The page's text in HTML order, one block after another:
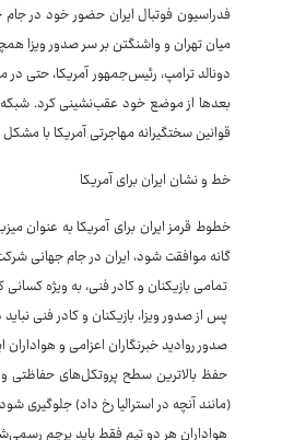
فدراسیون فوتبال ایران حضور خود در جام
میان تهران و واشنگتن بر سر صدور ویزا
دونالد ترامپ، رئیس‌جمهور آمریکا، حتی
بعدها از موضع خود عقب‌نشینی کرد. شبکه
قوانین سختگیرانه مهاجرتی آمریکا با
خط و نشان ایران برای آمریکا
گانه موافقت شود، ایران در جام جهانی
تمامی بازیکنان و کادر فنی، به ویژه
پس از صدور ویزا، بازیکنان و کادر فنی
صدور روادید خبرنگاران اعزامی و
حفظ بالاترین سطح پروتکل‌های حفاظتی و
(مانند آنچه در استرالیا رخ داد) جلوگیری